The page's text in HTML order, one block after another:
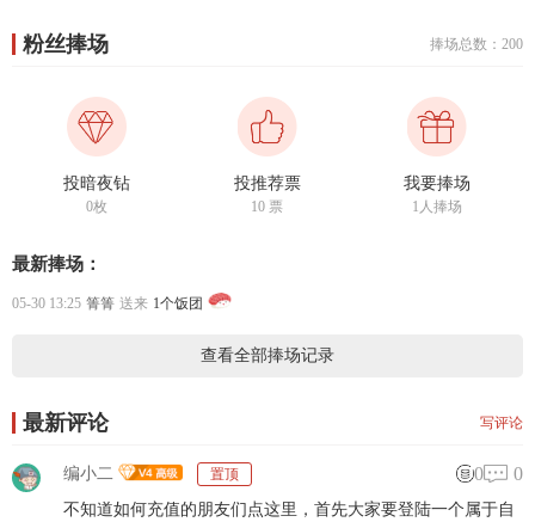
粉丝捧场 捧场总数：200
投暗夜钻
0枚
投推荐票
10 票
我要捧场
1人捧场
最新捧场：
05-30 13:25 箐箐 送来 1个饭团
查看全部捧场记录
最新评论 写评论
编小二 置顶 0 0
不知道如何充值的朋友们点这里，首先大家要登陆一个属于自